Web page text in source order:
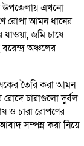
উপজেলায় এখনো
রোপা আমন ধানের
জমি চাষে
অঞ্চলের
তৈরি করা আমন
রোদে চারাগুলো দুর্বল
ও চারা রোপণের
সম্পন্ন করা নিয়ে